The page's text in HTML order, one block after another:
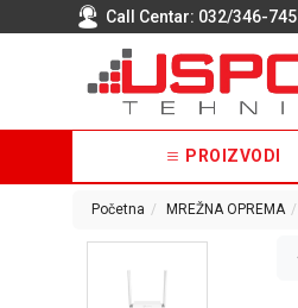
Call Centar: 032/346-745
PROIZVODI
Početna MREŽNA OPREMA